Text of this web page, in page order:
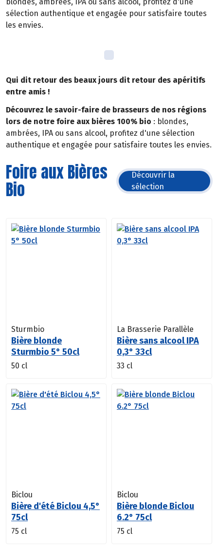
blondes, ambrées, IPA ou sans alcool, profitez d'une
sélection authentique et engagée pour satisfaire toutes
les envies.
Qui dit retour des beaux jours dit retour des apéritifs
entre amis !
Découvrez le savoir-faire de brasseurs de nos régions
lors de notre foire aux bières 100% bio : blondes,
ambrées, IPA ou sans alcool, profitez d'une sélection
authentique et engagée pour satisfaire toutes les envies.
Foire aux Bières
Bio
Découvrir la
sélection
Sturmbio
Bière blonde
Sturmbio 5° 50cl
50 cl
La Brasserie Parallèle
Bière sans alcool IPA
0,3° 33cl
33 cl
Biclou
Bière d'été Biclou 4,5°
75cl
75 cl
Biclou
Bière blonde Biclou
6.2° 75cl
75 cl